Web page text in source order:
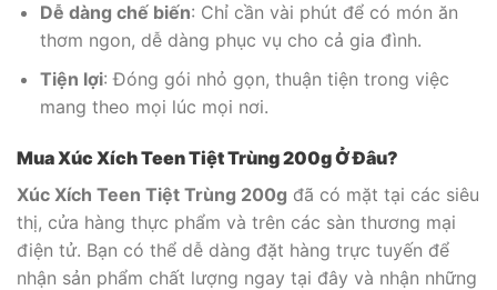
Dễ dàng chế biến: Chỉ cần vài phút để có món ăn
thơm ngon, dễ dàng phục vụ cho cả gia đình.
Tiện lợi: Đóng gói nhỏ gọn, thuận tiện trong việc
mang theo mọi lúc mọi nơi.
Mua Xúc Xích Teen Tiệt Trùng 200g Ở Đâu?
Xúc Xích Teen Tiệt Trùng 200g đã có mặt tại các siêu
thị, cửa hàng thực phẩm và trên các sàn thương mại
điện tử. Bạn có thể dễ dàng đặt hàng trực tuyến để
nhận sản phẩm chất lượng ngay tại đây và nhận những